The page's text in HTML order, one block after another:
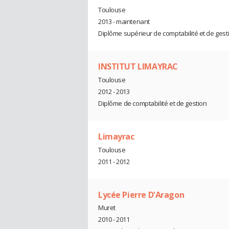
Toulouse
2013 - maintenant
Diplôme supérieur de comptabilité et de
INSTITUT LIMAYRAC
Toulouse
2012 - 2013
Diplôme de comptabilité et de gestion
Limayrac
Toulouse
2011 - 2012
Lycée Pierre D'Aragon
Muret
2010 - 2011